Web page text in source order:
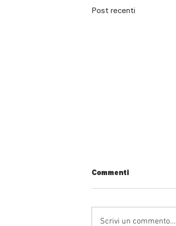
Post recenti
Commenti
Scrivi un commento...